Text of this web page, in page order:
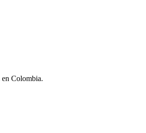
Colombia.